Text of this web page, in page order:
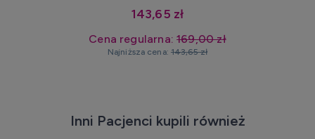
143,65 zł
Cena regularna:169,00 zł
Najniższa cena: 143,65 zł
Inni Pacjenci kupili również